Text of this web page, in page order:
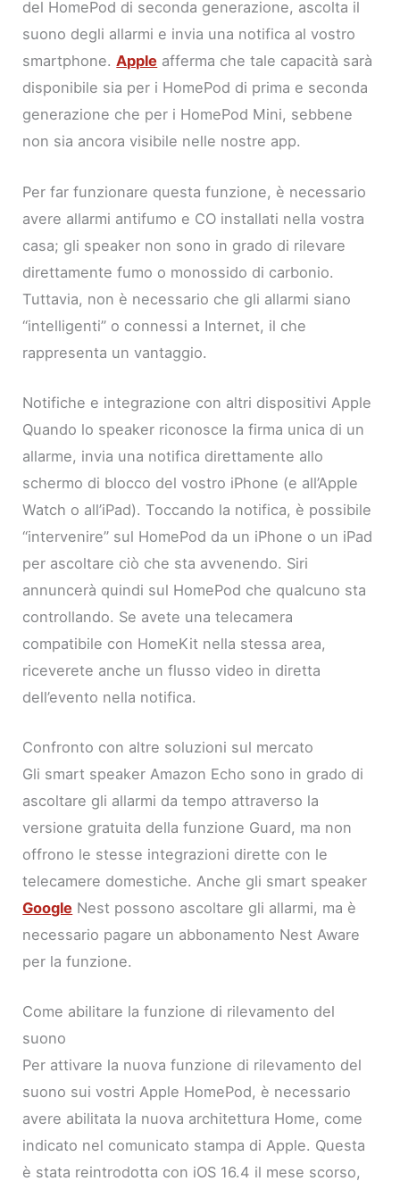
del HomePod di seconda generazione, ascolta il
suono degli allarmi e invia una notifica al vostro
smartphone.Apple afferma che tale capacità sarà
disponibile sia per i HomePod di prima e seconda
generazione che per i HomePod Mini, sebbene
non sia ancora visibile nelle nostre app.
Per far funzionare questa funzione, è necessario
avere allarmi antifumo e CO installati nella vostra
casa; gli speaker non sono in grado di rilevare
direttamente fumo o monossido di carbonio.
Tuttavia, non è necessario che gli allarmi siano
“intelligenti” o connessi a Internet, il che
rappresenta un vantaggio.
Notifiche e integrazione con altri dispositivi Apple
Quando lo speaker riconosce la firma unica di un
allarme, invia una notifica direttamente allo
schermo di blocco del vostro iPhone (e all’Apple
Watch o all’iPad). Toccando la notifica, è possibile
“intervenire” sul HomePod da un iPhone o un iPad
per ascoltare ciò che sta avvenendo. Siri
annuncerà quindi sul HomePod che qualcuno sta
controllando. Se avete una telecamera
compatibile con HomeKit nella stessa area,
riceverete anche un flusso video in diretta
dell’evento nella notifica.
Confronto con altre soluzioni sul mercato
Gli smart speaker Amazon Echo sono in grado di
ascoltare gli allarmi da tempo attraverso la
versione gratuita della funzione Guard, ma non
offrono le stesse integrazioni dirette con le
telecamere domestiche. Anche gli smart speaker
Google Nest possono ascoltare gli allarmi, ma è
necessario pagare un abbonamento Nest Aware
per la funzione.
Come abilitare la funzione di rilevamento del
suono
Per attivare la nuova funzione di rilevamento del
suono sui vostri Apple HomePod, è necessario
avere abilitata la nuova architettura Home, come
indicato nel comunicato stampa di Apple. Questa
è stata reintrodotta con iOS 16.4 il mese scorso,